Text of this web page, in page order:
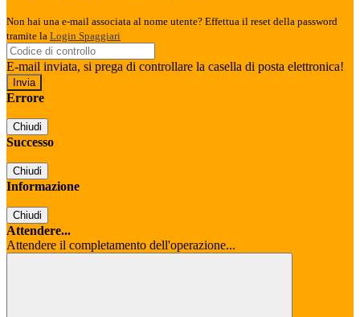
Non hai una e-mail associata al nome utente? Effettua il reset della password
tramite la Login Spaggiari
E-mail inviata, si prega di controllare la casella di posta elettronica!
Errore
Chiudi
Successo
Chiudi
Informazione
Chiudi
Attendere...
Attendere il completamento dell'operazione...